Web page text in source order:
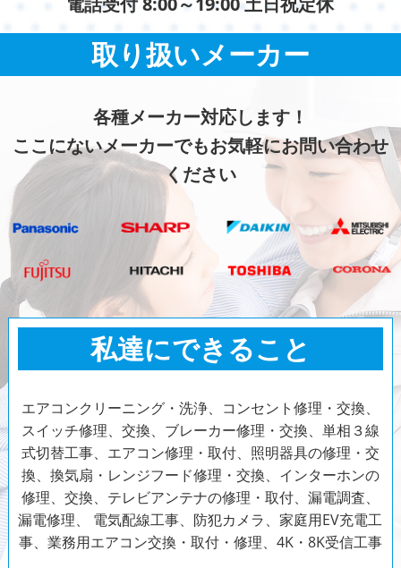
取り扱いメーカー
各種メーカー対応します！
ここにないメーカーでもお気軽にお問い合わせ
ください
私達にできること
エアコンクリーニング・洗浄、コンセント修理・交換、
スイッチ修理、交換、ブレーカー修理・交換、単相３線
式切替工事、エアコン修理・取付、照明器具の修理・交
換、換気扇・レンジフード修理・交換、インターホンの
修理、交換、テレビアンテナの修理・取付、漏電調査、
漏電修理、 電気配線工事、防犯カメラ、家庭用EV充電工
事、業務用エアコン交換・取付・修理、4K・8K受信工事